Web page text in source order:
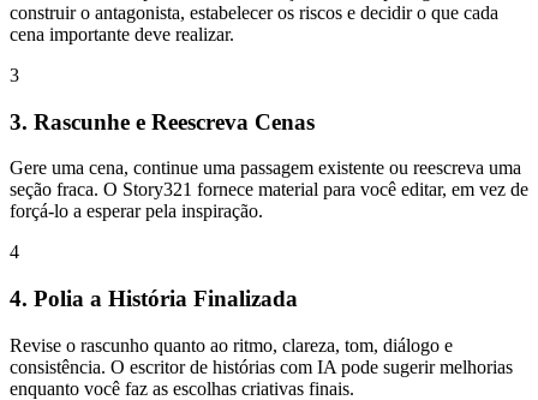
construir o antagonista, estabelecer os riscos e decidir o que cada
cena importante deve realizar.
3
3. Rascunhe e Reescreva Cenas
Gere uma cena, continue uma passagem existente ou reescreva uma
seção fraca. O Story321 fornece material para você editar, em vez de
forçá-lo a esperar pela inspiração.
4
4. Polia a História Finalizada
Revise o rascunho quanto ao ritmo, clareza, tom, diálogo e
consistência. O escritor de histórias com IA pode sugerir melhorias
enquanto você faz as escolhas criativas finais.